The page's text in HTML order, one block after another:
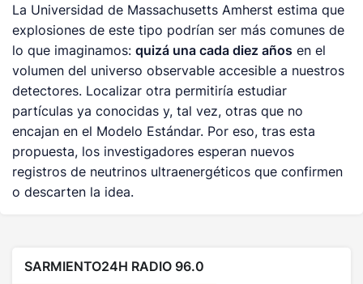
La Universidad de Massachusetts Amherst estima que
explosiones de este tipo podrían ser más comunes de
lo que imaginamos:quizá una cada diez años en el
volumen del universo observable accesible a nuestros
detectores. Localizar otra permitiría estudiar
partículas ya conocidas y, tal vez, otras que no
encajan en el Modelo Estándar. Por eso, tras esta
propuesta, los investigadores esperan nuevos
registros de neutrinos ultraenergéticos que confirmen
o descarten la idea.
SARMIENTO24H RADIO 96.0